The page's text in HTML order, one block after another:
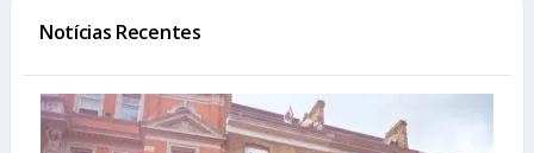
Notícias Recentes